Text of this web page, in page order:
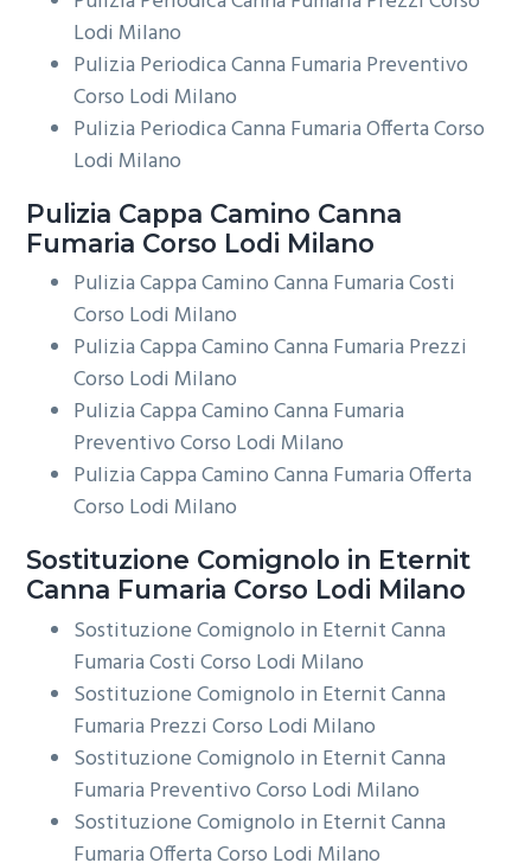
Lodi Milano
Pulizia Periodica Canna Fumaria Preventivo
Corso Lodi Milano
Pulizia Periodica Canna Fumaria Offerta Corso
Lodi Milano
Pulizia Cappa Camino Canna
Fumaria Corso Lodi Milano
Pulizia Cappa Camino Canna Fumaria Costi
Corso Lodi Milano
Pulizia Cappa Camino Canna Fumaria Prezzi
Corso Lodi Milano
Pulizia Cappa Camino Canna Fumaria
Preventivo Corso Lodi Milano
Pulizia Cappa Camino Canna Fumaria Offerta
Corso Lodi Milano
Sostituzione Comignolo in Eternit
Canna Fumaria Corso Lodi Milano
Sostituzione Comignolo in Eternit Canna
Fumaria Costi Corso Lodi Milano
Sostituzione Comignolo in Eternit Canna
Fumaria Prezzi Corso Lodi Milano
Sostituzione Comignolo in Eternit Canna
Fumaria Preventivo Corso Lodi Milano
Sostituzione Comignolo in Eternit Canna
Fumaria Offerta Corso Lodi Milano